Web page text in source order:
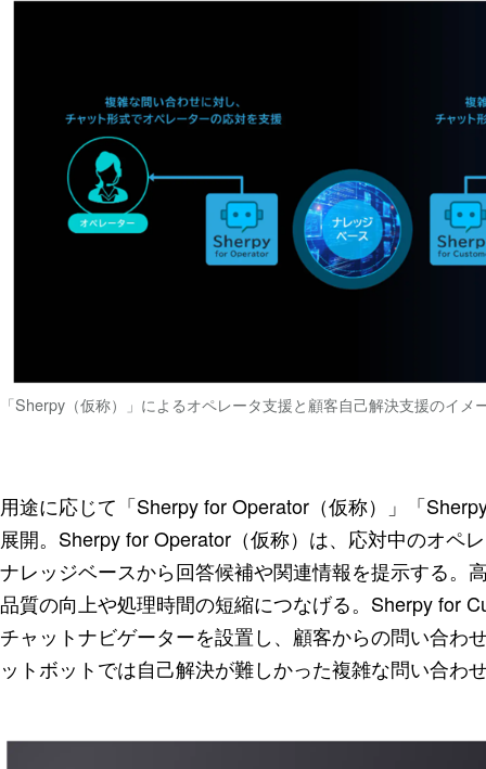
「Sherpy（仮称）」によるオペレータ支援と顧客自己解決支援のイメ
用途に応じて「Sherpy for Operator（仮称）」「
展開。Sherpy for Operator（仮称）は、応対中のオペ
ナレッジベースから回答候補や関連情報を提示する。
品質の向上や処理時間の短縮につなげる。Sherpy for
チャットナビゲーターを設置し、顧客からの問い合わ
ットボットでは自己解決が難しかった複雑な問い合わ